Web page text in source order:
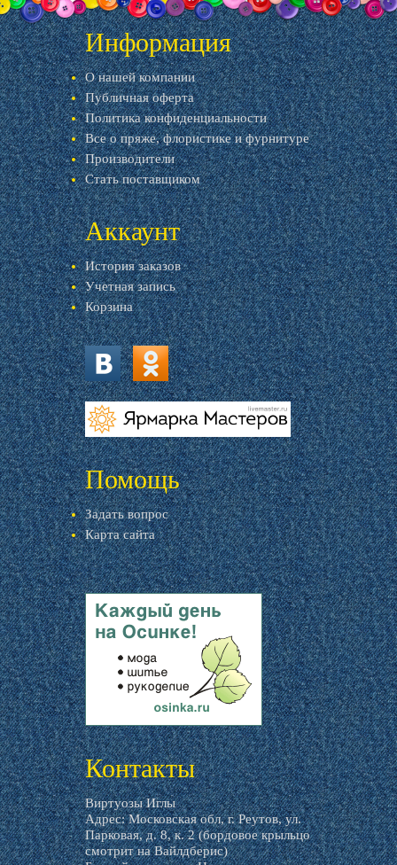
Информация
О нашей компании
Публичная оферта
Политика конфиденциальности
Все о пряже, флористике и фурнитуре
Производители
Стать поставщиком
Аккаунт
История заказов
Учетная запись
Корзина
vk.com ok.ru
livemaster.ru
Помощь
Задать вопрос
Карта сайта
livemaster.ru
Контакты
Виртуозы Иглы
Адрес: Московская обл, г. Реутов, ул.
Парковая, д. 8, к. 2 (бордовое крыльцо
смотрит на Вайлдберис)